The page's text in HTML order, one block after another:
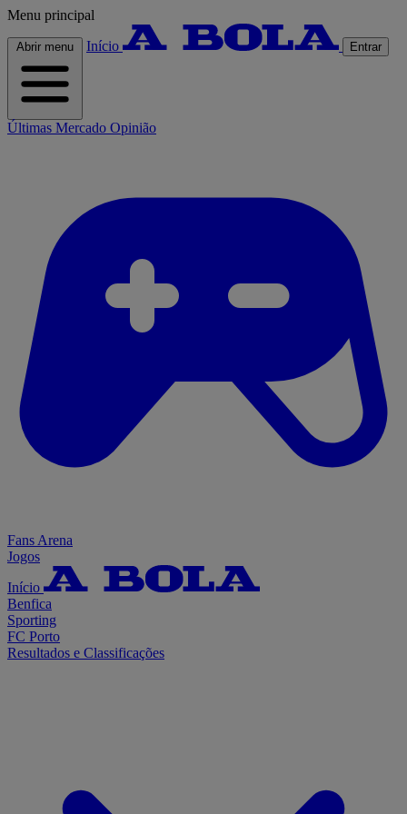
Menu principal
Abrir menu Início Entrar
Últimas Mercado Opinião
Fans Arena
Jogos
Início
Benfica
Sporting
FC Porto
Resultados e Classificações